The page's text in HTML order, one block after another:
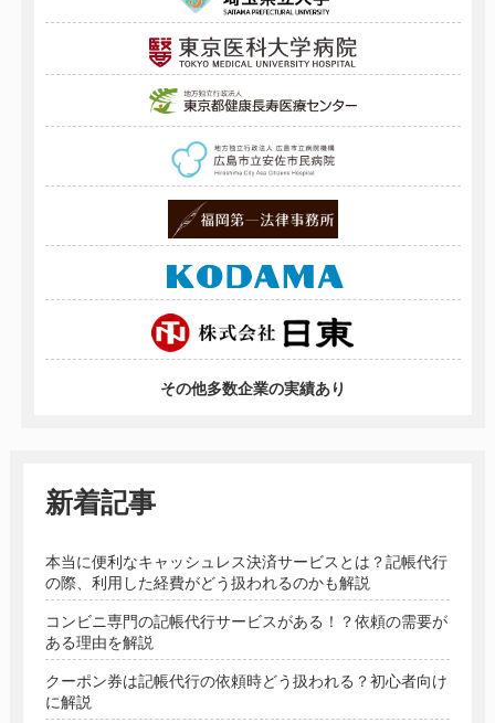
その他多数企業の実績あり
新着記事
本当に便利なキャッシュレス決済サービスとは？記帳代行
の際、利用した経費がどう扱われるのかも解説
コンビニ専門の記帳代行サービスがある！？依頼の需要が
ある理由を解説
クーポン券は記帳代行の依頼時どう扱われる？初心者向け
に解説